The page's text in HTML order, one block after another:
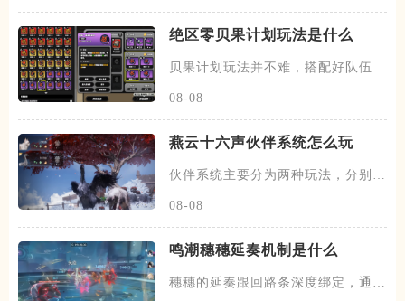
绝区零贝果计划玩法是什么
贝果计划玩法并不难，搭配好队伍和
08-08
燕云十六声伙伴系统怎么玩
伙伴系统主要分为两种玩法，分别是
08-08
鸣潮穗穗延奏机制是什么
穗穗的延奏跟回路条深度绑定，通过